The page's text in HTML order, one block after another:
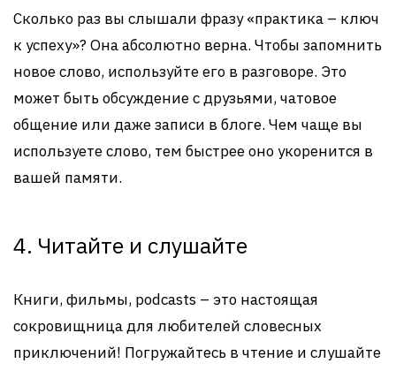
Сколько раз вы слышали фразу «практика – ключ
к успеху»? Она абсолютно верна. Чтобы запомнить
новое слово, используйте его в разговоре. Это
может быть обсуждение с друзьями, чатовое
общение или даже записи в блоге. Чем чаще вы
используете слово, тем быстрее оно укоренится в
вашей памяти.
4. Читайте и слушайте
Книги, фильмы, podcasts – это настоящая
сокровищница для любителей словесных
приключений! Погружайтесь в чтение и слушайте